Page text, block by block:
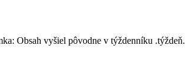
Obsah vyšiel pôvodne v týždenníku .týždeň.